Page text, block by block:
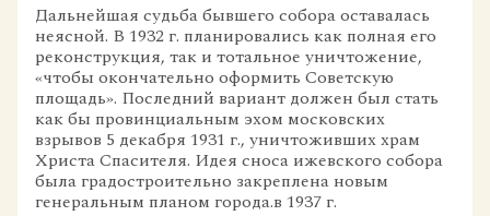
Дальнейшая судьба бывшего собора оставалась
неясной. В 1932 г. планировались как полная его
реконструкция, так и тотальное уничтожение,
«чтобы окончательно оформить Советскую
площадь». Последний вариант должен был стать
как бы провинциальным эхом московских
взрывов 5 декабря 1931 г., уничтоживших храм
Христа Спасителя. Идея сноса ижевского собора
была градостроительно закреплена новым
генеральным планом города.в 1937 г.